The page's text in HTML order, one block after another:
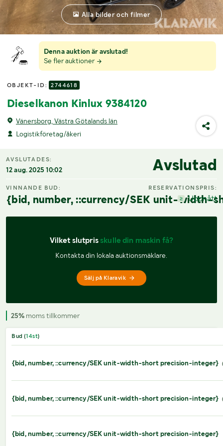
Denna auktion är avslutad!
Se fler auktioner
OBJEKT-ID: 2744618
Dieselkanon Kinlux 9384120
Vänersborg, Västra Götalands län
Logistikföretag/åkeri
Alla bilder och filmer
AVSLUTADES:
12 aug. 2025 10:02 Avslutad
VINNANDE BUD:
{bid, number, ::currency/SEK unit-width-
RESERVATIONSPRIS:
Uppnått
Vilket slutpris skulle din maskin få?
Kontakta din lokala auktionsmäklare.
Sälj på Klaravik
25% moms tillkommer
Bud (14st)
{bid, number, ::currency/SEK unit-width-short precision-integer}
{bid, number, ::currency/SEK unit-width-short precision-integer}
{bid, number, ::currency/SEK unit-width-short precision-integer}